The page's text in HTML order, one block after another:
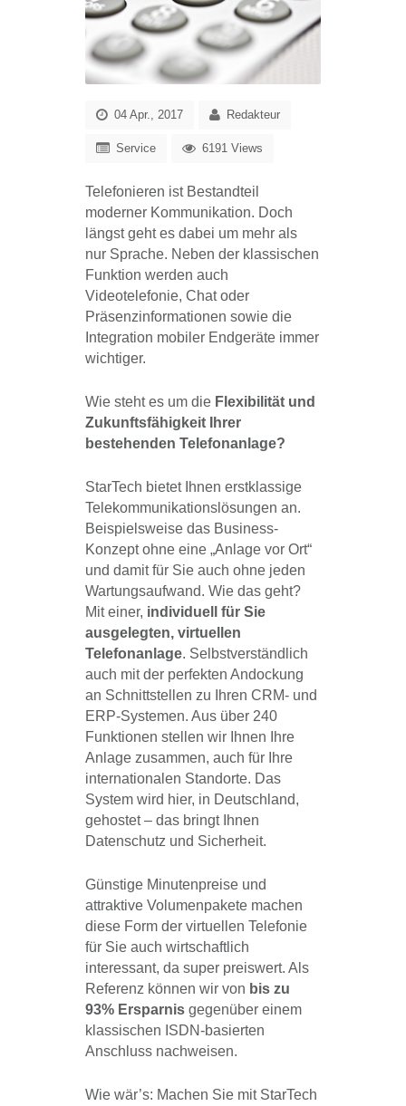
04 Apr., 2017 Redakteur
Service 6191 Views
Telefonieren ist Bestandteil
moderner Kommunikation. Doch
längst geht es dabei um mehr als
nur Sprache. Neben der klassischen
Funktion werden auch
Videotelefonie, Chat oder
Präsenzinformationen sowie die
Integration mobiler Endgeräte immer
wichtiger.
Wie steht es um die Flexibilität und
Zukunftsfähigkeit Ihrer
bestehenden Telefonanlage?
StarTech bietet Ihnen erstklassige
Telekommunikationslösungen an.
Beispielsweise das Business-
Konzept ohne eine „Anlage vor Ort“
und damit für Sie auch ohne jeden
Wartungsaufwand. Wie das geht?
Mit einer, individuell für Sie
ausgelegten, virtuellen
Telefonanlage. Selbstverständlich
auch mit der perfekten Andockung
an Schnittstellen zu Ihren CRM- und
ERP-Systemen. Aus über 240
Funktionen stellen wir Ihnen Ihre
Anlage zusammen, auch für Ihre
internationalen Standorte. Das
System wird hier, in Deutschland,
gehostet – das bringt Ihnen
Datenschutz und Sicherheit.
Günstige Minutenpreise und
attraktive Volumenpakete machen
diese Form der virtuellen Telefonie
für Sie auch wirtschaftlich
interessant, da super preiswert. Als
Referenz können wir von bis zu
93% Ersparnis gegenüber einem
klassischen ISDN-basierten
Anschluss nachweisen.
Wie wär’s: Machen Sie mit StarTech